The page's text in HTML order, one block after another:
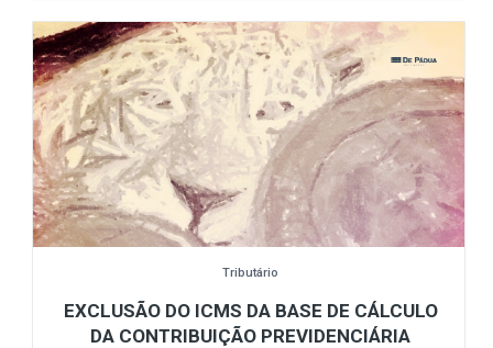
Tributário
EXCLUSÃO DO ICMS DA BASE DE CÁLCULO
DA CONTRIBUIÇÃO PREVIDENCIÁRIA